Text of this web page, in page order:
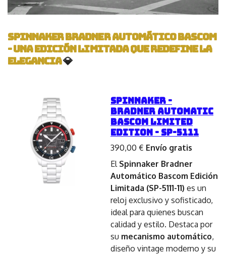
Spinnaker Bradner Automático Bascom
- Una Edición Limitada que Redefine la
Elegancia💎
SPINNAKER -
BRADNER AUTOMATIC
BASCOM LIMITED
EDITION - SP-5111
390,00 € Envío gratis
El Spinnaker Bradner
Automático Bascom Edición
Limitada (SP-5111-11) es un
reloj exclusivo y sofisticado,
ideal para quienes buscan
calidad y estilo. Destaca por
su mecanismo automático,
diseño vintage moderno y su